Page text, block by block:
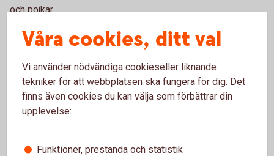
och pojkar.
Hygien, fritid
I posten ”hygien, fritid” ingår kostnad för nödvändiga
hygienartiklar, medicin, besök hos läkare, tandläkare och
frisör. Även viss fritidsutrustning ingår.
Övrigt nödvändigt
Våra cookies, ditt val
Vi använder nödvändiga cookieseller liknande
tekniker för att webbplatsen ska fungera för dig. Det
finns även cookies du kan välja som förbättrar din
upplevelse:
Funktioner, prestanda och statistik